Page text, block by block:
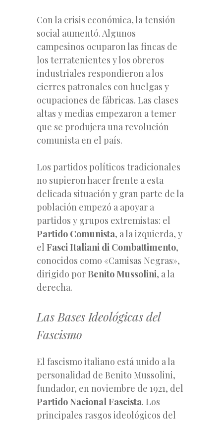
Con la crisis económica, la tensión
social aumentó. Algunos
campesinos ocuparon las fincas de
los terratenientes y los obreros
industriales respondieron a los
cierres patronales con huelgas y
ocupaciones de fábricas. Las clases
altas y medias empezaron a temer
que se produjera una revolución
comunista en el país.
Los partidos políticos tradicionales
no supieron hacer frente a esta
delicada situación y gran parte de la
población empezó a apoyar a
partidos y grupos extremistas: el
Partido Comunista, a la izquierda, y
el Fasci Italiani di Combattimento,
conocidos como «Camisas Negras»,
dirigido por Benito Mussolini, a la
derecha.
Las Bases Ideológicas del
Fascismo
El fascismo italiano está unido a la
personalidad de Benito Mussolini,
fundador, en noviembre de 1921, del
Partido Nacional Fascista. Los
principales rasgos ideológicos del